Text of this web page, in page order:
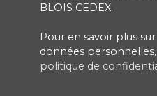
BLOIS CEDEX.
Pour en savoir plus
données
politique de